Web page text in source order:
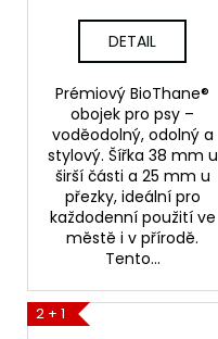
DETAIL
Prémiový BioThane®
obojek pro psy –
voděodolný, odolný a
stylový. Šířka 38 mm u
širší části a 25 mm u
přezky, ideální pro
každodenní použití ve
městě i v přírodě.
Tento...
2 + 1